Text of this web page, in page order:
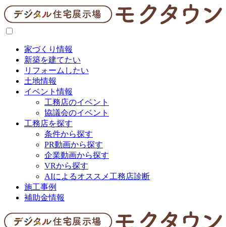
家づくり情報
新築を建てたい
リフォームしたい
土地情報
イベント情報
工務店のイベント
協議会のイベント
工務店を探す
条件から探す
PR動画から探す
企業動画から探す
VRから探す
AIによるオススメ工務店診断
施工事例
補助金情報